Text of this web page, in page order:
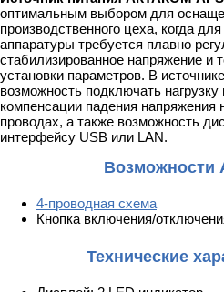
оптимальным выбором для
производственного цеха, когда
аппаратуры требуется плавно
стабилизированное напряжение и
установки параметров. В
возможность подключать
компенсации падения напряжения
проводах, а также возможность
интерфейсу USB или LAN.
Возможности
4-проводная схема
Кнопка включения/
Технические